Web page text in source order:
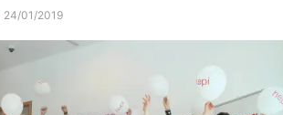
24/01/2019